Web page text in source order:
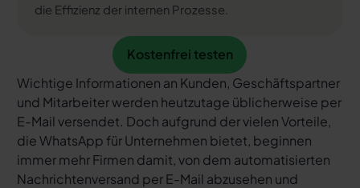
die Effizienz der internen Prozesse.
Kostenfrei testen
Kostenfrei testen
Wichtige Informationen an Kunden, Geschäftspartner
und Mitarbeiter werden heutzutage üblicherweise per
E-Mail versendet. Doch aufgrund der vielen Vorteile,
die WhatsApp für Unternehmen bietet, beginnen
immer mehr Firmen damit, von dem automatisierten
Nachrichtenversand per E-Mail abzusehen und